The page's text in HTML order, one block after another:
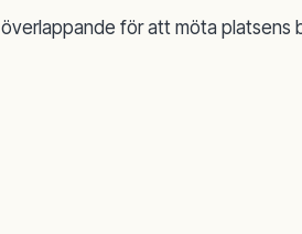
för att möta platsens